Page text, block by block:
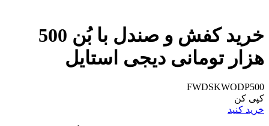
خرید کفش‌ و صندل با بُن 500
هزار تومانی دیجی استایل
FWDSKWODP500
کپی کن
خرید کنید